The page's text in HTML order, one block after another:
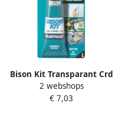
Bison Kit Transparant Crd
100Ml*6 Nlfr 6305943
2 webshops
€ 7,03